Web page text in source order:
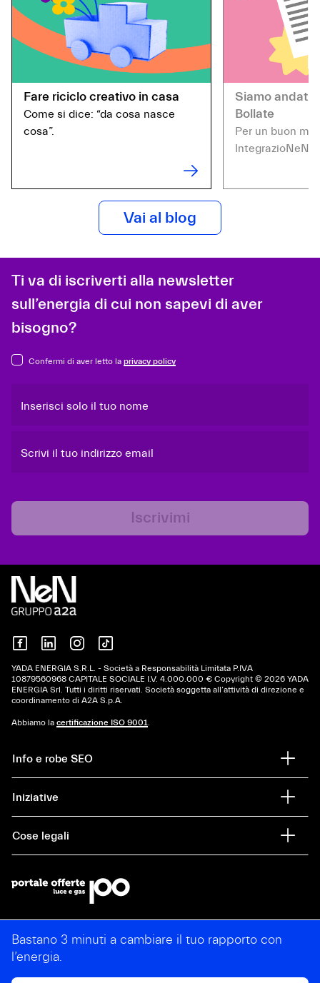
Fare riciclo creativo in casa
Come si dice: “da cosa nasce
cosa”.
Siamo andati
Bollate
Per un buon
IntegrazioNeN.
Vai al blog
Ti va di iscriverti alla newsletter
sull’energia di cui non sapevi di aver
bisogno?
Confermi di aver letto la privacy policy
Inserisci solo il tuo nome
Scrivi il tuo indirizzo email
Iscrivimi
YADA ENERGIA S.R.L. - Società a Responsabilità Limitata P.IVA
10879560968 CAPITALE SOCIALE I.V. 4.000.000 € Copyright © 2026 YADA
ENERGIA Srl. Tutti i diritti riservati. Società soggetta all’attività di direzione e
coordinamento di A2A S.p.A.
Abbiamo la certificazione ISO 9001.
Info e robe SEO
Iniziative
Cose legali
Bastano 3 minuti a cambiare il tuo rapporto con
l’energia.